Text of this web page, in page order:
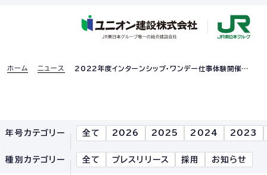
ホーム ニュース
2022年度インターンシップ・ワンデー仕事体験開催決
年号カテゴリー 全て 2026 2025 2024 2023
種別カテゴリー 全て プレスリリース 採用 お知らせ